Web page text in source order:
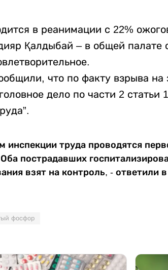
в реанимации с 22%
Қалдыбай – в общей палате
что по факту взрыва на
дело по части 2 статьи
инспекции труда проводятся
пострадавших
взят на контроль, - ответили
фосфор